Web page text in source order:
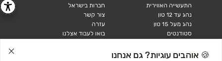
התעשייה האווירית
נהג עד 12 טון
נהג מעל 15 טון
סטודנטים
קורות חיים
חברות בישראל
צור קשר
עזרה
בואו לעבוד אצלנו
🍪 אוהבים עוגיות? גם אנחנו